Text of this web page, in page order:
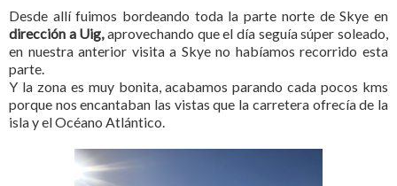
Desde allí fuimos bordeando toda la parte norte de Skye en
dirección a Uig, aprovechando que el día seguía súper soleado,
en nuestra anterior visita a Skye no habíamos recorrido esta
parte.
Y la zona es muy bonita, acabamos parando cada pocos kms
porque nos encantaban las vistas que la carretera ofrecía de la
isla y el Océano Atlántico.